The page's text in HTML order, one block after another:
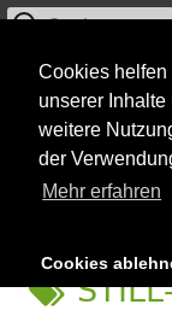
Cookies helfen
unserer
weitere
der
Mehr erfahren
Cookies
Springe
Inhalt
Primäres
Menü